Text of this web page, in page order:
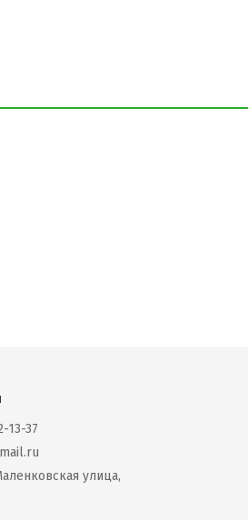
13-37
улица,